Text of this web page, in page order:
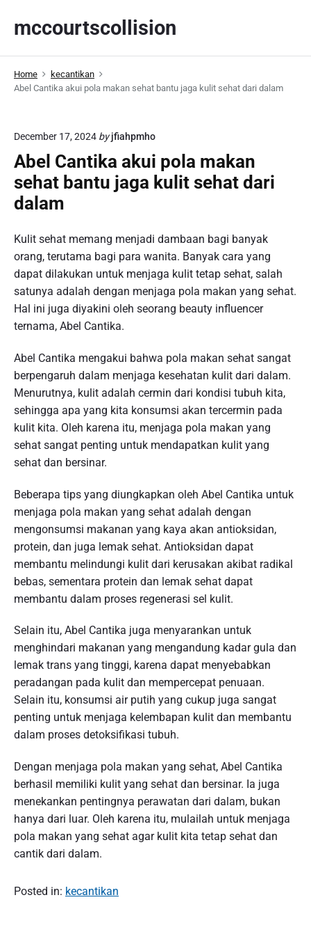
p
mccourtscollision
Home
kecantikan
Abel Cantika akui pola makan sehat bantu jaga kulit sehat dari dalam
December 17, 2024 by jfiahpmho
Abel Cantika akui pola makan
sehat bantu jaga kulit sehat dari
dalam
Kulit sehat memang menjadi dambaan bagi banyak
orang, terutama bagi para wanita. Banyak cara yang
dapat dilakukan untuk menjaga kulit tetap sehat, salah
satunya adalah dengan menjaga pola makan yang sehat.
Hal ini juga diyakini oleh seorang beauty influencer
ternama, Abel Cantika.
Abel Cantika mengakui bahwa pola makan sehat sangat
berpengaruh dalam menjaga kesehatan kulit dari dalam.
Menurutnya, kulit adalah cermin dari kondisi tubuh kita,
sehingga apa yang kita konsumsi akan tercermin pada
kulit kita. Oleh karena itu, menjaga pola makan yang
sehat sangat penting untuk mendapatkan kulit yang
sehat dan bersinar.
Beberapa tips yang diungkapkan oleh Abel Cantika untuk
menjaga pola makan yang sehat adalah dengan
mengonsumsi makanan yang kaya akan antioksidan,
protein, dan juga lemak sehat. Antioksidan dapat
membantu melindungi kulit dari kerusakan akibat radikal
bebas, sementara protein dan lemak sehat dapat
membantu dalam proses regenerasi sel kulit.
Selain itu, Abel Cantika juga menyarankan untuk
menghindari makanan yang mengandung kadar gula dan
lemak trans yang tinggi, karena dapat menyebabkan
peradangan pada kulit dan mempercepat penuaan.
Selain itu, konsumsi air putih yang cukup juga sangat
penting untuk menjaga kelembapan kulit dan membantu
dalam proses detoksifikasi tubuh.
Dengan menjaga pola makan yang sehat, Abel Cantika
berhasil memiliki kulit yang sehat dan bersinar. Ia juga
menekankan pentingnya perawatan dari dalam, bukan
hanya dari luar. Oleh karena itu, mulailah untuk menjaga
pola makan yang sehat agar kulit kita tetap sehat dan
cantik dari dalam.
Posted in: kecantikan